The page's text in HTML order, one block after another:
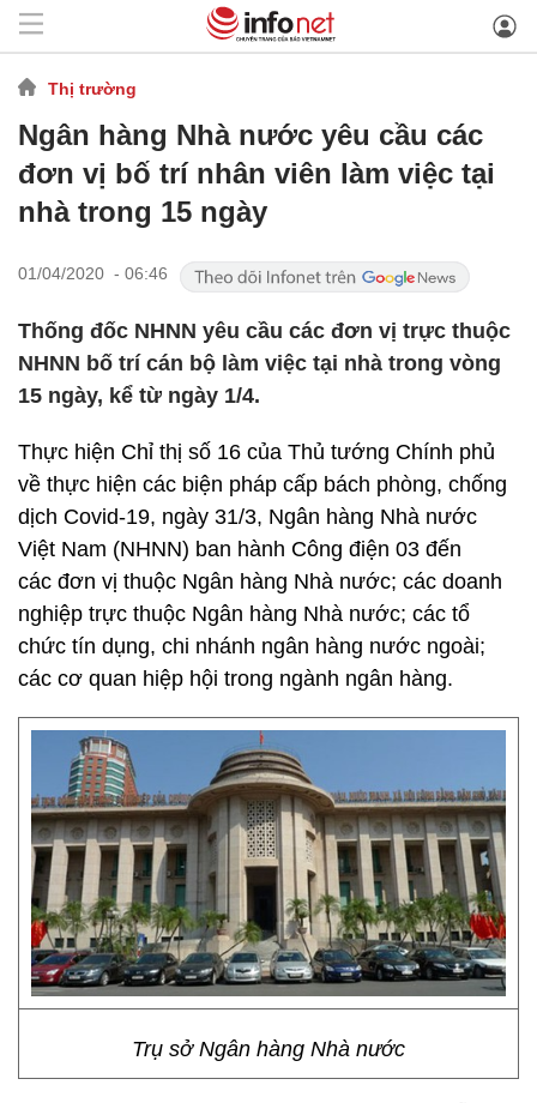
Thị trường
Ngân hàng Nhà nước yêu cầu các
đơn vị bố trí nhân viên làm việc tại
nhà trong 15 ngày
01/04/2020 - 06:46
Thống đốc NHNN yêu cầu các đơn vị trực thuộc
NHNN bố trí cán bộ làm việc tại nhà trong vòng
15 ngày, kể từ ngày 1/4.
Thực hiện Chỉ thị số 16 của Thủ tướng Chính phủ
về thực hiện các biện pháp cấp bách phòng, chống
dịch Covid-19, ngày 31/3, Ngân hàng Nhà nước
Việt Nam (NHNN) ban hành Công điện 03 đến
các đơn vị thuộc Ngân hàng Nhà nước; các doanh
nghiệp trực thuộc Ngân hàng Nhà nước; các tổ
chức tín dụng, chi nhánh ngân hàng nước ngoài;
các cơ quan hiệp hội trong ngành ngân hàng.
Trụ sở Ngân hàng Nhà nước